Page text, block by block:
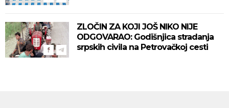
ZLOČIN ZA KOJI JOŠ NIKO NIJE
ODGOVARAO: Godišnjica stradanja
srpskih civila na Petrovačkoj cesti